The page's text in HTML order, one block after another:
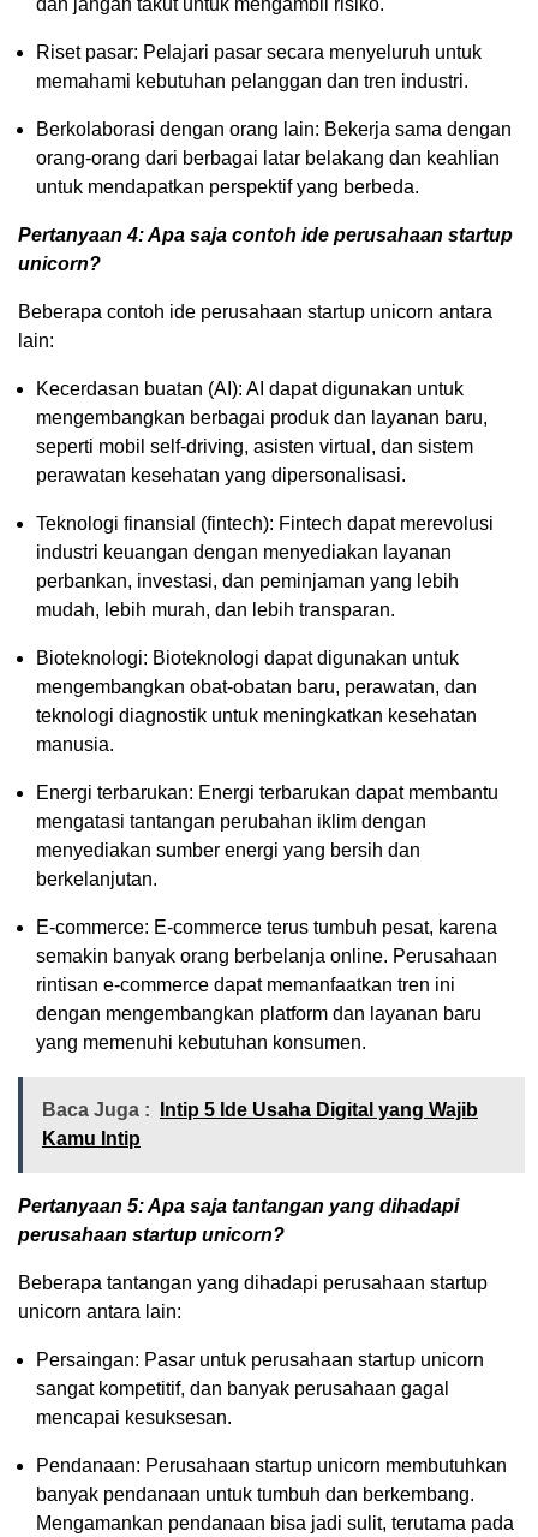
Riset pasar: Pelajari pasar secara menyeluruh untuk
memahami kebutuhan pelanggan dan tren industri.
Berkolaborasi dengan orang lain: Bekerja sama dengan
orang-orang dari berbagai latar belakang dan keahlian
untuk mendapatkan perspektif yang berbeda.
Pertanyaan 4: Apa saja contoh ide perusahaan startup
unicorn?
Beberapa contoh ide perusahaan startup unicorn antara
lain:
Kecerdasan buatan (AI): AI dapat digunakan untuk
mengembangkan berbagai produk dan layanan baru,
seperti mobil self-driving, asisten virtual, dan sistem
perawatan kesehatan yang dipersonalisasi.
Teknologi finansial (fintech): Fintech dapat merevolusi
industri keuangan dengan menyediakan layanan
perbankan, investasi, dan peminjaman yang lebih
mudah, lebih murah, dan lebih transparan.
Bioteknologi: Bioteknologi dapat digunakan untuk
mengembangkan obat-obatan baru, perawatan, dan
teknologi diagnostik untuk meningkatkan kesehatan
manusia.
Energi terbarukan: Energi terbarukan dapat membantu
mengatasi tantangan perubahan iklim dengan
menyediakan sumber energi yang bersih dan
berkelanjutan.
E-commerce: E-commerce terus tumbuh pesat, karena
semakin banyak orang berbelanja online. Perusahaan
rintisan e-commerce dapat memanfaatkan tren ini
dengan mengembangkan platform dan layanan baru
yang memenuhi kebutuhan konsumen.
Baca Juga :
Intip 5 Ide Usaha Digital yang Wajib
Kamu Intip
Pertanyaan 5: Apa saja tantangan yang dihadapi
perusahaan startup unicorn?
Beberapa tantangan yang dihadapi perusahaan startup
unicorn antara lain:
Persaingan: Pasar untuk perusahaan startup unicorn
sangat kompetitif, dan banyak perusahaan gagal
mencapai kesuksesan.
Pendanaan: Perusahaan startup unicorn membutuhkan
banyak pendanaan untuk tumbuh dan berkembang.
Mengamankan pendanaan bisa jadi sulit, terutama pada